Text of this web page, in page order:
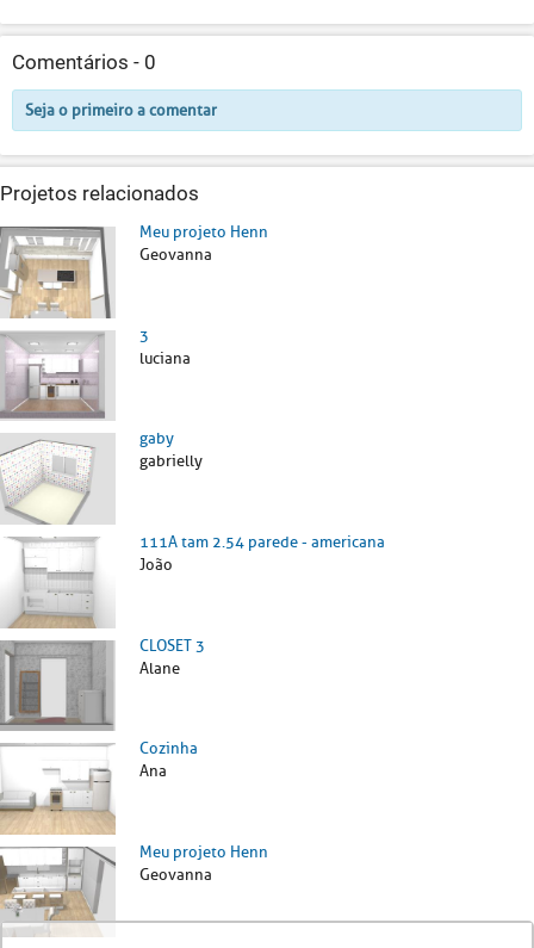
Comentários - 0
Seja o primeiro a comentar
Projetos relacionados
Meu projeto Henn
Geovanna
3
luciana
gaby
gabrielly
111A tam 2.54 parede - americana
João
CLOSET 3
Alane
Cozinha
Ana
Meu projeto Henn
Geovanna